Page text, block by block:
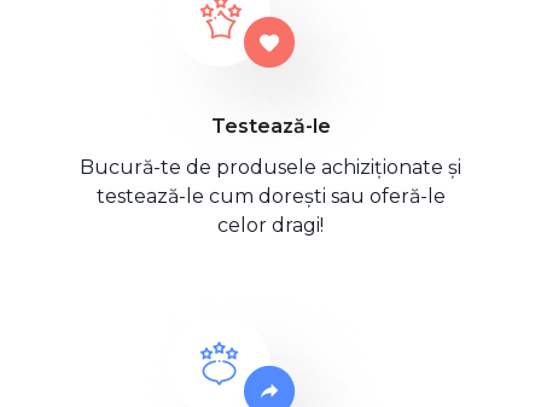
Testează-le
Bucură-te de produsele achiziționate și
testează-le cum dorești sau oferă-le
celor dragi!